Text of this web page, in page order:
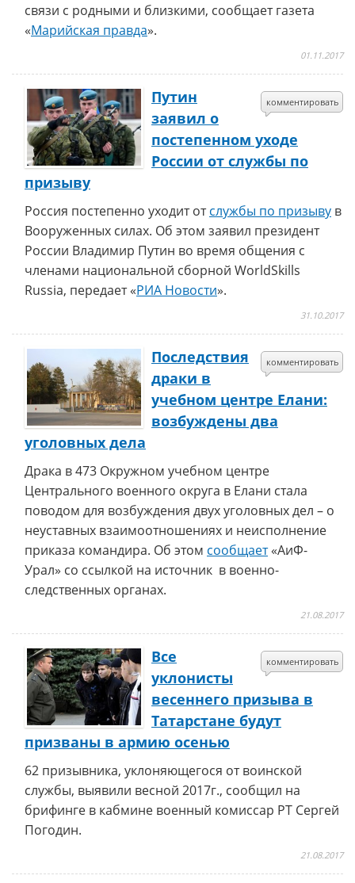
связи с родными и близкими, сообщает газета
«Марийская правда».
01.11.2017
комментировать
Путин
заявил о
постепенном уходе
России от службы по
призыву
Россия постепенно уходит отслужбы по призыву в
Вооруженных силах. Об этом заявил президент
России Владимир Путин во время общения с
членами национальной сборной WorldSkills
Russia, передает «РИА Новости».
31.10.2017
комментировать
Последствия
драки в
учебном центре Елани:
возбуждены два
уголовных дела
Драка в 473 Окружном учебном центре
Центрального военного округа в Елани стала
поводом для возбуждения двух уголовных дел – о
неуставных взаимоотношениях и неисполнение
приказа командира. Об этом сообщает«АиФ-
Урал» со ссылкой на источник в военно-
следственных органах.
21.08.2017
комментировать
Все
уклонисты
весеннего призыва в
Татарстане будут
призваны в армию осенью
62 призывника, уклоняющегося от воинской
службы, выявили весной 2017г., сообщил на
брифинге в кабмине военный комиссар РТ Сергей
Погодин.
21.08.2017